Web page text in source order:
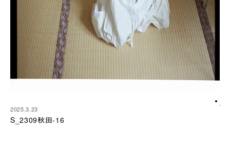
2025.3.23
S_2309秋田-16